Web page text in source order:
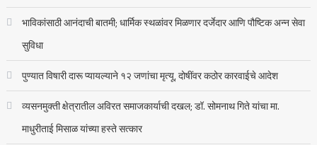
भाविकांसाठी आनंदाची बातमी; धार्मिक स्थळांवर मिळणार दर्जेदार आणि पौष्टिक अन्न सेवा
सुविधा
पुण्यात विषारी दारू प्यायल्याने १२ जणांचा मृत्यू, दोषींवर कठोर कारवाईचे आदेश
व्यसनमुक्ती क्षेत्रातील अविरत समाजकार्याची दखल; डॉ. सोमनाथ गिते यांचा मा.
माधुरीताई मिसाळ यांच्या हस्ते सत्कार